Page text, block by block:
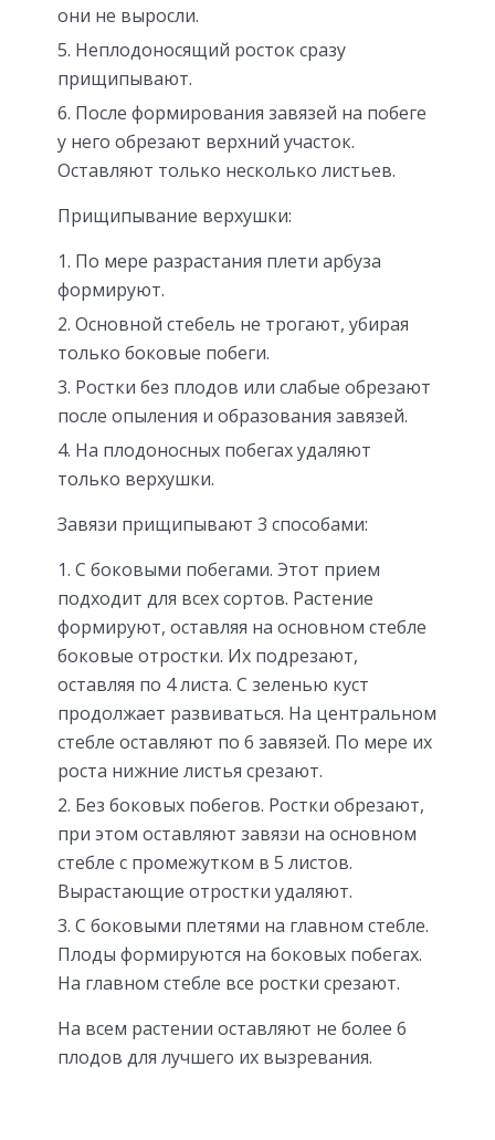
они не выросли.
Неплодоносящий росток сразу
прищипывают.
После формирования завязей на побеге
у него обрезают верхний участок.
Оставляют только несколько листьев.
Прищипывание верхушки:
По мере разрастания плети арбуза
формируют.
Основной стебель не трогают, убирая
только боковые побеги.
Ростки без плодов или слабые обрезают
после опыления и образования завязей.
На плодоносных побегах удаляют
только верхушки.
Завязи прищипывают 3 способами:
С боковыми побегами. Этот прием
подходит для всех сортов. Растение
формируют, оставляя на основном стебле
боковые отростки. Их подрезают,
оставляя по 4 листа. С зеленью куст
продолжает развиваться. На центральном
стебле оставляют по 6 завязей. По мере их
роста нижние листья срезают.
Без боковых побегов. Ростки обрезают,
при этом оставляют завязи на основном
стебле с промежутком в 5 листов.
Вырастающие отростки удаляют.
С боковыми плетями на главном стебле.
Плоды формируются на боковых побегах.
На главном стебле все ростки срезают.
На всем растении оставляют не более 6
плодов для лучшего их вызревания.